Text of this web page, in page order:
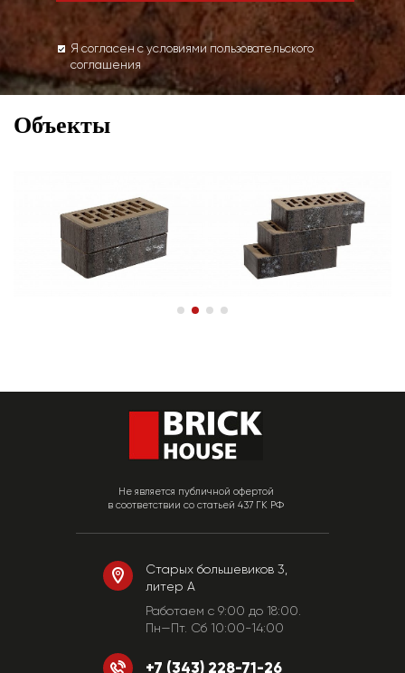
Я согласен с условиями пользовательского
соглашения
Объекты
Не является публичной офертой
в соответствии со статьей 437 ГК РФ
Старых большевиков 3,
литер А
Работаем c 9:00 до 18:00.
Пн—Пт. Сб 10:00-14:00
+7 (343) 228-71-26